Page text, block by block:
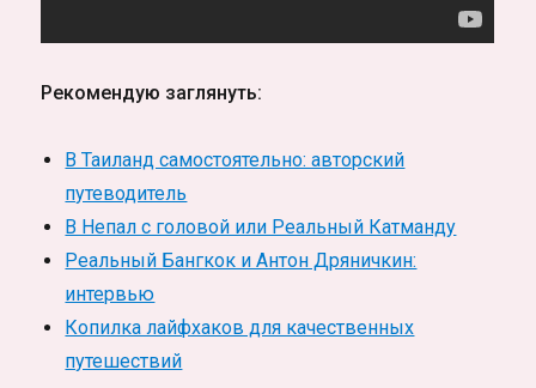
Рекомендую заглянуть:
В Таиланд самостоятельно: авторский
путеводитель
В Непал с головой или Реальный Катманду
Реальный Бангкок и Антон Дряничкин:
интервью
Копилка лайфхаков для качественных
путешествий